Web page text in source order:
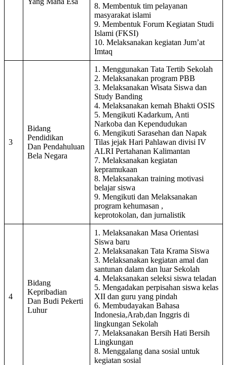
8. Membentuk tim pelayanan
masyarakat islami
9. Membentuk Forum Kegiatan Studi
Islami (FKSI)
10. Melaksanakan kegiatan Jum’at
Imtaq
3
Bidang
Pendidikan
Dan Pendahuluan
Bela Negara
1. Menggunakan Tata Tertib Sekolah
2. Melaksanakan program PBB
3. Melaksanakan Wisata Siswa dan
Study Banding
4. Melaksanakan kemah Bhakti OSIS
5. Mengikuti Kadarkum, Anti
Narkoba dan Kependudukan
6. Mengikuti Sarasehan dan Napak
Tilas jejak Hari Pahlawan divisi IV
ALRI Pertahanan Kalimantan
7. Melaksanakan kegiatan
kepramukaan
8. Melaksanakan training motivasi
belajar siswa
9. Mengikuti dan Melaksanakan
program kehumasan ,
keprotokolan, dan jurnalistik
4
Bidang
Kepribadian
Dan Budi Pekerti
Luhur
1. Melaksanakan Masa Orientasi
Siswa baru
2. Melaksanakan Tata Krama Siswa
3. Melaksanakan kegiatan amal dan
santunan dalam dan luar Sekolah
4. Melaksanakan seleksi siswa teladan
5. Mengadakan perpisahan siswa kelas
XII dan guru yang pindah
6. Membudayakan Bahasa
Indonesia,Arab,dan Inggris di
lingkungan Sekolah
7. Melaksanakan Bersih Hati Bersih
Lingkungan
8. Menggalang dana sosial untuk
kegiatan sosial